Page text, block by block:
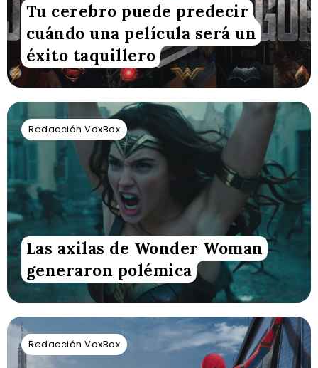
Tu cerebro puede predecir
cuándo una película será un
éxito taquillero
Redacción VoxBox
Las axilas de Wonder Woman
generaron polémica
Redacción VoxBox